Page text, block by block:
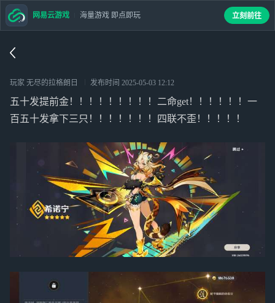
玩家 无尽的拉格朗日 发布时间 2025-05-03 12:12
五十发提前金！！！！！！！！！二命get！！！！！！一
百五十发拿下三只！！！！！！！四联不歪！！！！！
网易云游戏 海量游戏 即点即玩 立刻前往